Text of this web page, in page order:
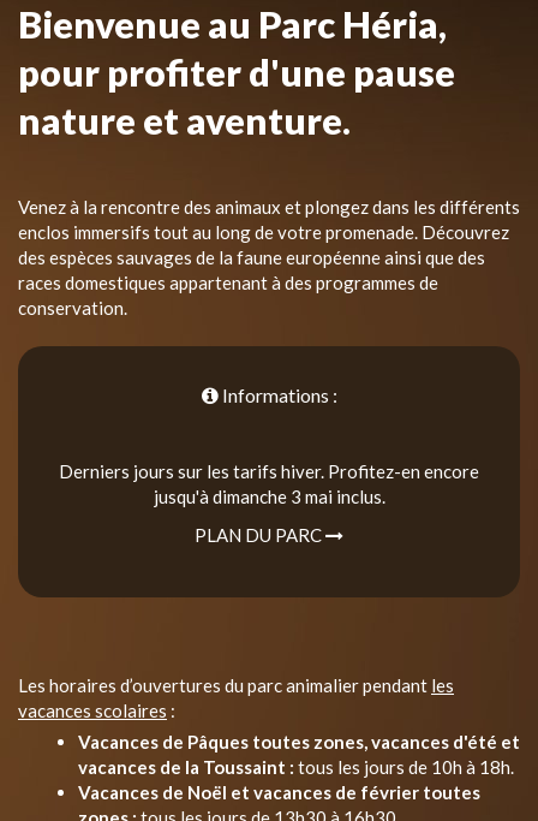
Bienvenue au Parc Héria,
pour profiter d'une pause
nature et aventure.
Venez à la rencontre des animaux et plongez dans les différents
enclos immersifs tout au long de votre promenade. Découvrez
des espèces sauvages de la faune européenne ainsi que des
races domestiques appartenant à des programmes de
conservation.
Informations :
Derniers jours sur les tarifs hiver. Profitez-en encore
jusqu'à dimanche 3 mai inclus.
PLAN DU PARC
Les horaires d’ouvertures du parc animalier pendant les
vacances scolaires :
Vacances de Pâques toutes zones, vacances d'été et
vacances de la Toussaint : tous les jours de 10h à 18h.
Vacances de Noël et vacances de février toutes